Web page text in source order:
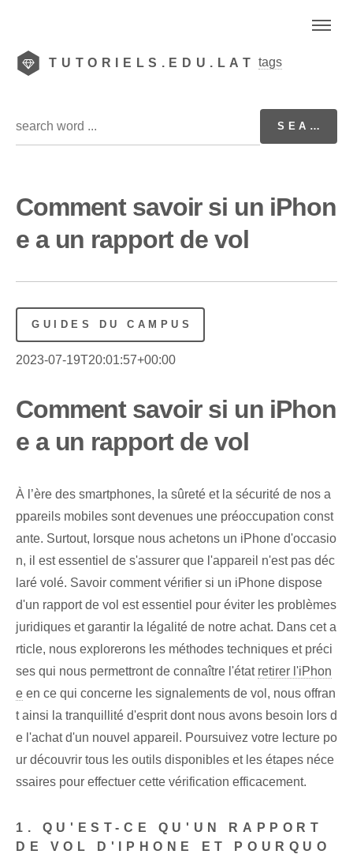
TUTORIELS.EDU.LAT tags
Comment savoir si un iPhon
e a un rapport de vol
GUIDES DU CAMPUS
2023-07-19T20:01:57+00:00
Comment savoir si un iPhon
e a un rapport de vol
À l’ère des smartphones, la sûreté et la sécurité de nos a
ppareils mobiles sont devenues une préoccupation const
ante. Surtout, lorsque nous achetons un iPhone d'occasio
n, il est essentiel de s'assurer que l'appareil n'est pas déc
laré volé. Savoir comment vérifier si un iPhone dispose
d'un rapport de vol est essentiel pour éviter les problèmes
juridiques et garantir la légalité de notre achat. Dans cet a
rticle, nous explorerons les méthodes techniques et préci
ses qui nous permettront de connaître l'état retirer l'iPhon
e en ce qui concerne les signalements de vol, nous offran
t ainsi la tranquillité d'esprit dont nous avons besoin lors d
e l'achat d'un nouvel appareil. Poursuivez votre lecture po
ur découvrir tous les outils disponibles et les étapes néce
ssaires pour effectuer cette vérification efficacement.
1. QU'EST-CE QU'UN RAPPORT
DE VOL D'IPHONE ET POURQUO